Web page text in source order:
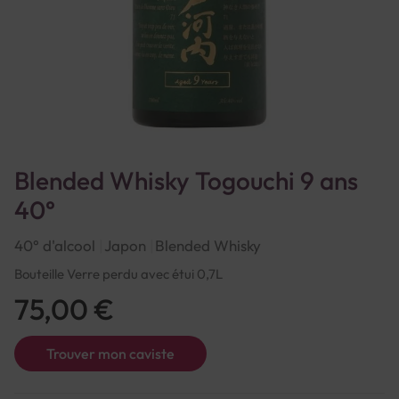
Blended Whisky Togouchi 9 ans
40°
40° d'alcool Japon Blended Whisky
Bouteille Verre perdu avec étui 0,7L
Trouver mon caviste
75,00 €